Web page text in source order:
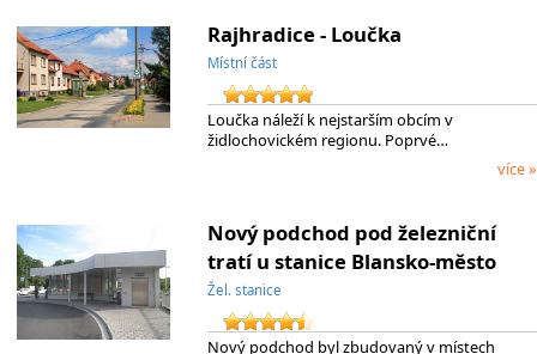
Rajhradice - Loučka
Místní část
Loučka náleží k nejstarším obcím v
židlochovickém regionu. Poprvé…
více »
Nový podchod pod železniční
tratí u stanice Blansko-město
Žel. stanice
Nový podchod byl zbudovaný v místech